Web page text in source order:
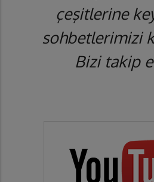
çeşitlerine
sohbetlerimizi
Bizi takip